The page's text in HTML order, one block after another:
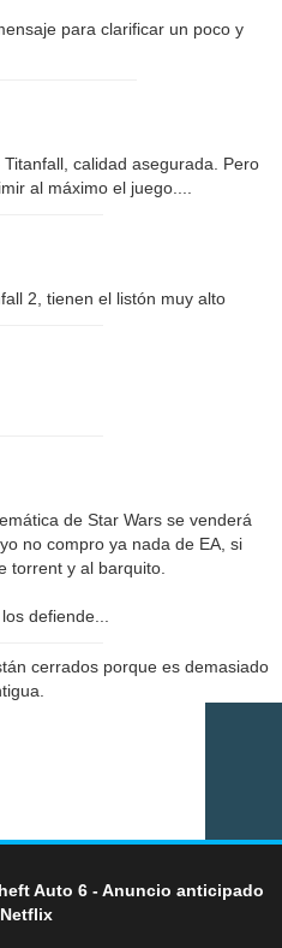
para clarificar un poco y
calidad asegurada. Pero
al máximo el juego....
2, tienen el listón muy alto
de Star Wars se venderá
no compro ya nada de EA, si
torrent y al barquito.
defiende...
cerrados porque es demasiado
Auto 6 - Anuncio anticipado